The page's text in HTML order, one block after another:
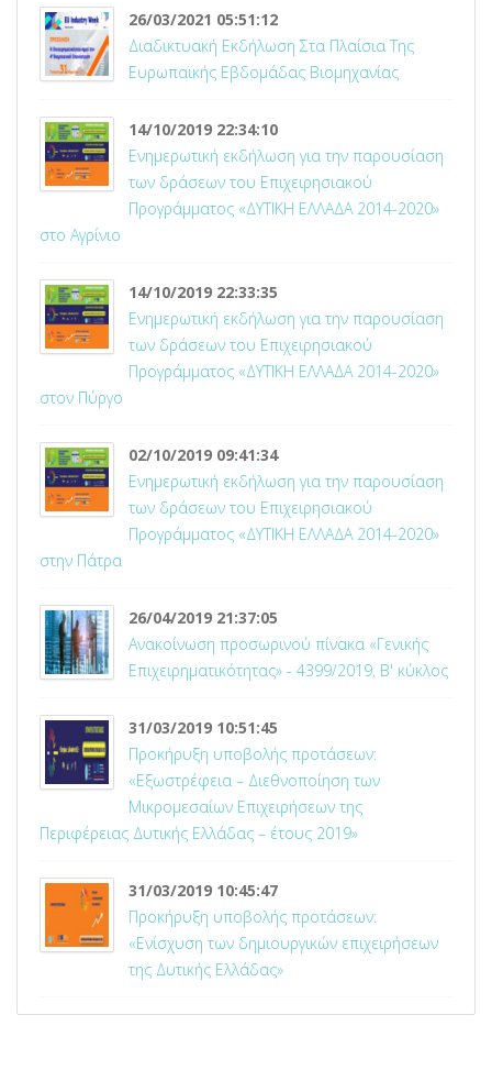
26/03/2021 05:51:12
Διαδικτυακή Εκδήλωση Στα Πλαίσια Της
Ευρωπαϊκής Εβδομάδας Βιομηχανίας
14/10/2019 22:34:10
Ενημερωτική εκδήλωση για την παρουσίαση
των δράσεων του Επιχειρησιακού
Προγράμματος «ΔΥΤΙΚΗ ΕΛΛΑΔΑ 2014-2020»
στο Αγρίνιο
14/10/2019 22:33:35
Ενημερωτική εκδήλωση για την παρουσίαση
των δράσεων του Επιχειρησιακού
Προγράμματος «ΔΥΤΙΚΗ ΕΛΛΑΔΑ 2014-2020»
στον Πύργο
02/10/2019 09:41:34
Ενημερωτική εκδήλωση για την παρουσίαση
των δράσεων του Επιχειρησιακού
Προγράμματος «ΔΥΤΙΚΗ ΕΛΛΑΔΑ 2014-2020»
στην Πάτρα
26/04/2019 21:37:05
Ανακοίνωση προσωρινού πίνακα «Γενικής
Επιχειρηματικότητας» - 4399/2019, Β' κύκλος
31/03/2019 10:51:45
Προκήρυξη υποβολής προτάσεων:
«Εξωστρέφεια – Διεθνοποίηση των
Μικρομεσαίων Επιχειρήσεων της
Περιφέρειας Δυτικής Ελλάδας – έτους 2019»
31/03/2019 10:45:47
Προκήρυξη υποβολής προτάσεων:
«Ενίσχυση των δημιουργικών επιχειρήσεων
της Δυτικής Ελλάδας»